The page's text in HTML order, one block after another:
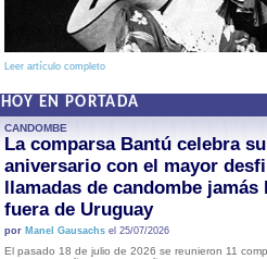
Leer artículo completo
HOY EN PORTADA
CANDOMBE
La comparsa Bantú celebra su
aniversario con el mayor
llamadas de candombe jamás
fuera de Uruguay
por Manel Gausachsel 25/07/2026
El pasado 18 de julio de 2026 se reunieron 11